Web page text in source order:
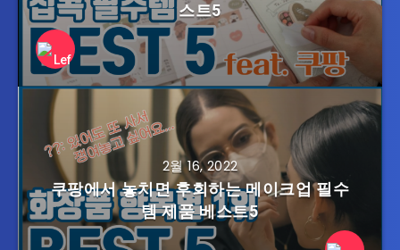
스트5
2월 16, 2022
쿠팡에서 놓치면 후회하는 메이크업 필수
템 제품 베스트5